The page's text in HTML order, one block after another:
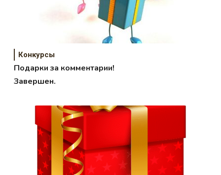
Конкурсы
Подарки за комментарии!
Завершен.